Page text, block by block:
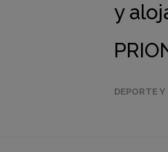
y
DEPORTE